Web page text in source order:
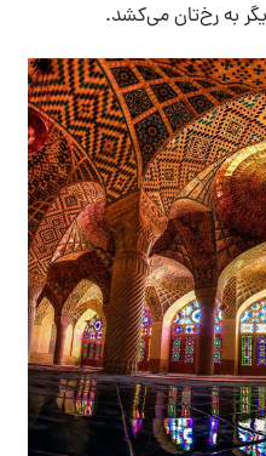
به رخ‌تان می‌کشد.